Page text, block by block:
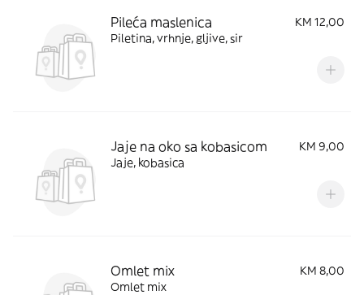
Pileća maslenica
KM 12,00
Piletina, vrhnje, gljive, sir
Jaje na oko sa kobasicom
KM 9,00
Jaje, kobasica
Omlet mix
KM 8,00
Omlet mix